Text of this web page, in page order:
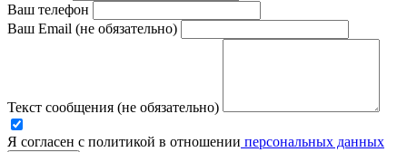
Ваш телефон
Ваш Email (не обязательно)
Текст сообщения (не обязательно)
Я согласен с политикой в отношении персональных данных